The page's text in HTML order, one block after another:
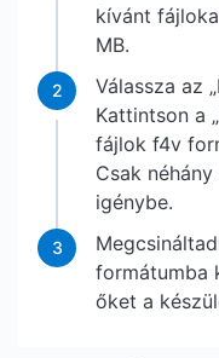
kívánt
MB.
2
Válassza az
Kattintson a
fájlok f4v
Csak
igénybe.
3
formátumba
őket a